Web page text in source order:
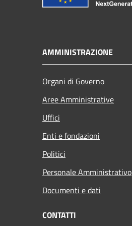
AMMINISTRAZIONE
Organi di Governo
Aree Amministrative
Uffici
Enti e fondazioni
Politici
Personale Amministrativo
Documenti e dati
CONTATTI